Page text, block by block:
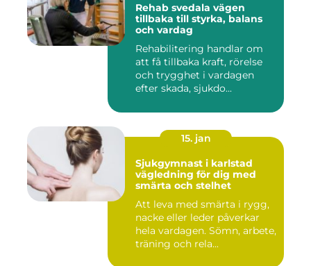
Rehab svedala vägen
tillbaka till styrka, balans
och vardag
Rehabilitering handlar om
att få tillbaka kraft, rörelse
och trygghet i vardagen
efter skada, sjukdo...
15. jan
Sjukgymnast i karlstad
vägledning för dig med
smärta och stelhet
Att leva med smärta i rygg,
nacke eller leder påverkar
hela vardagen. Sömn, arbete,
träning och rela...